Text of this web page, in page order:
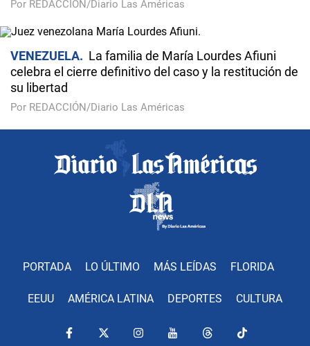
Por REDACCIÓN/Diario Las Américas
VENEZUELA
La familia de María Lourdes Afiuni
celebra el cierre definitivo del caso y la restitución de
su libertad
Por REDACCIÓN/Diario Las Américas
PORTADA LO ÚLTIMO MÁS LEÍDAS FLORIDA
EEUU AMÉRICA LATINA DEPORTES CULTURA